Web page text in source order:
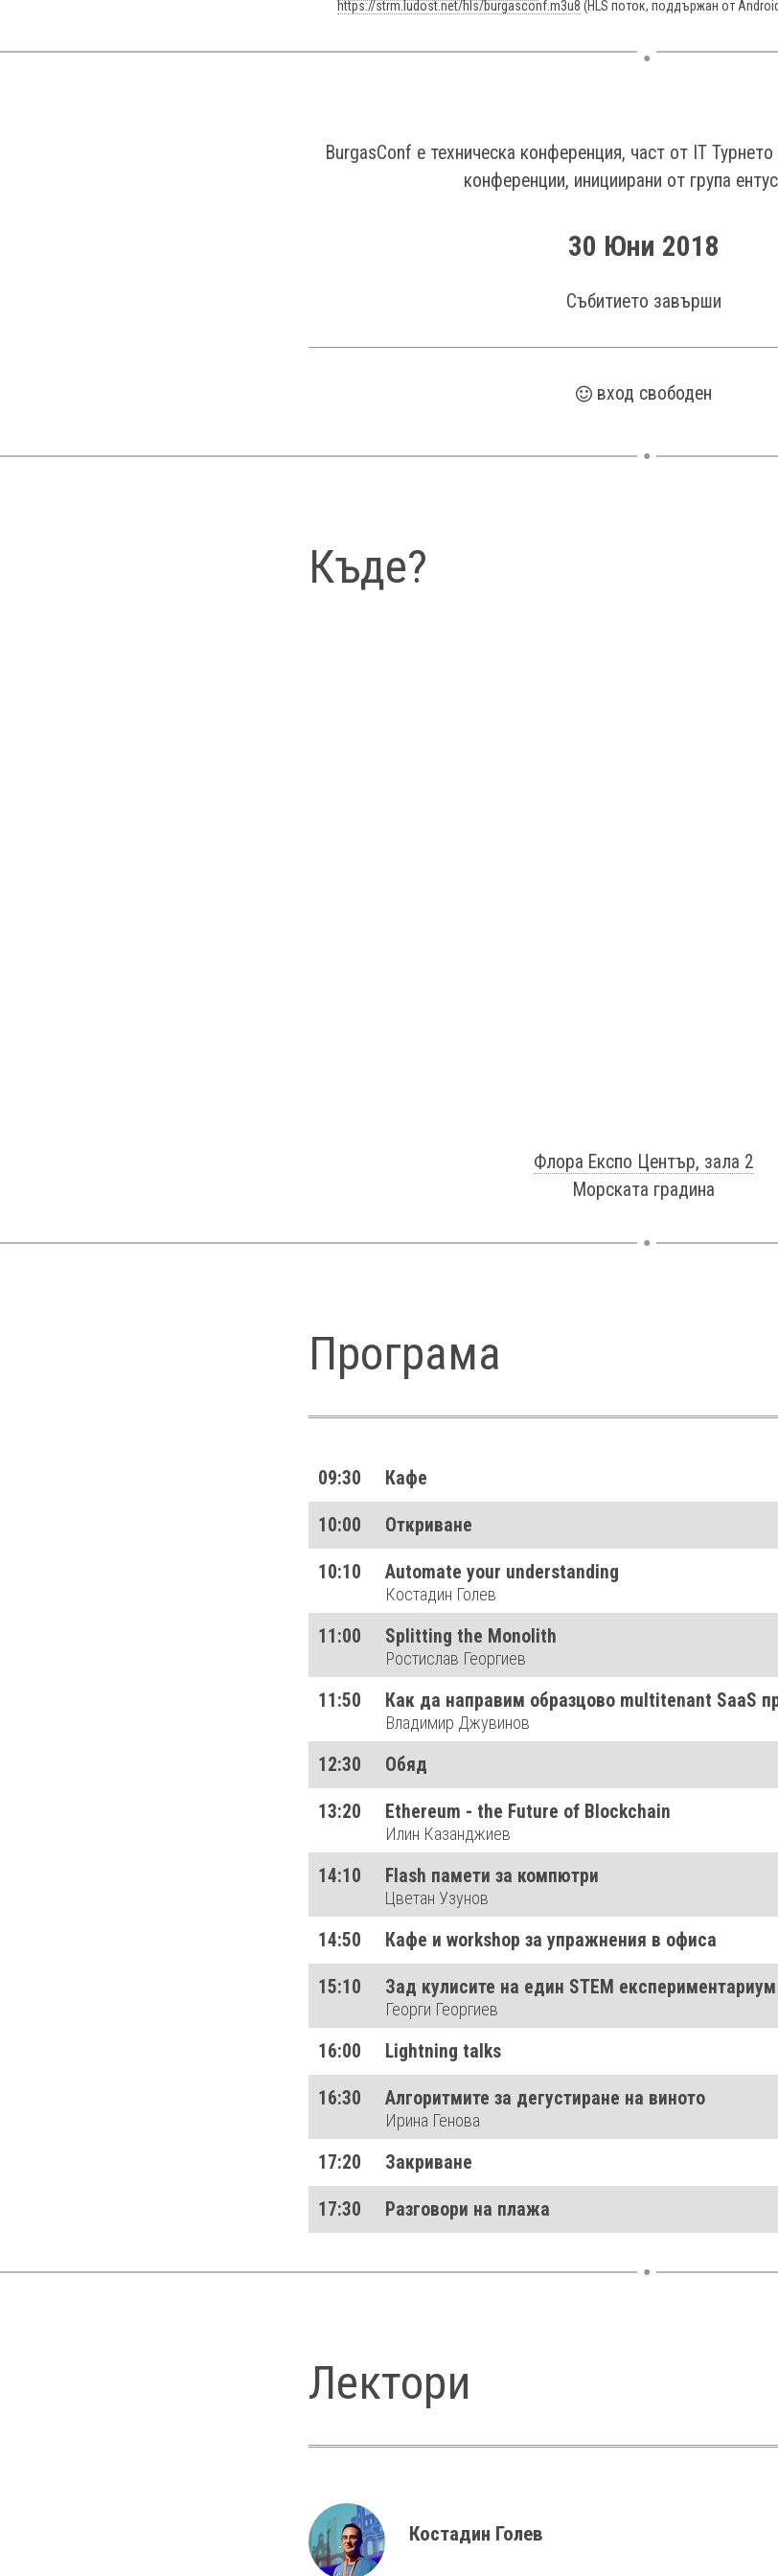
https://strm.ludost.net/hls/burgasconf.m3u8 (HLS поток, поддържан от
BurgasConf е техническа конференция, част от IT
конференции, инициирани от група
30 Юни 2018
Събитието завърши
вход свободен
Къде?
Флора Експо Център, зала 2
Морската градина
Програма
09:30 Кафе
10:00 Откриване
10:10 Automate your understanding
Костадин Голев
11:00 Splitting the Monolith
Ростислав Георгиев
11:50 Как да направим образцово multitenant SaaS
Владимир Джувинов
12:30 Обяд
13:20 Ethereum - the Future of Blockchain
Илин Казанджиев
14:10 Flash памети за компютри
Цветан Узунов
14:50 Кафе и workshop за упражнения в офиса
15:10 Зад кулисите на един STEM експериментариум
Георги Георгиев
16:00 Lightning talks
16:30 Алгоритмите за дегустиране на виното
Ирина Генова
17:20 Закриване
17:30 Разговори на плажа
Лектори
Костадин Голев